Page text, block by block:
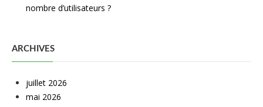
nombre d’utilisateurs ?
ARCHIVES
juillet 2026
mai 2026